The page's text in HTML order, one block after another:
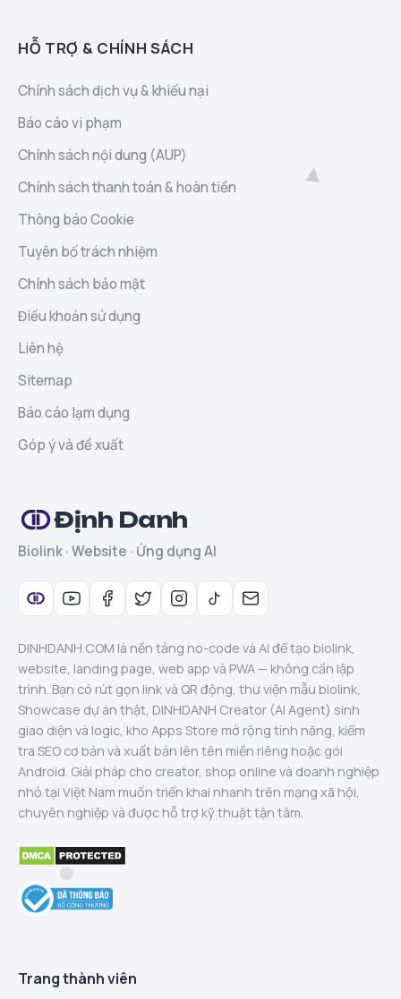
HỖ TRỢ & CHÍNH SÁCH
Chính sách dịch vụ & khiếu nại
Báo cáo vi phạm
Chính sách nội dung (AUP)
Chính sách thanh toán & hoàn tiền
Thông báo Cookie
Tuyên bố trách nhiệm
Chính sách bảo mật
Điều khoản sử dụng
Liên hệ
Sitemap
Báo cáo lạm dụng
Góp ý và đề xuất
Định Danh
Biolink · Website · Ứng dụng AI
DINHDANH.COM là nền tảng no-code và AI để tạo biolink,
website, landing page, web app và PWA — không cần lập
trình. Bạn có rút gọn link và QR động, thư viện mẫu biolink,
Showcase dự án thật, DINHDANH Creator (AI Agent) sinh
giao diện và logic, kho Apps Store mở rộng tính năng, kiểm
tra SEO cơ bản và xuất bản lên tên miền riêng hoặc gói
Android. Giải pháp cho creator, shop online và doanh nghiệp
nhỏ tại Việt Nam muốn triển khai nhanh trên mạng xã hội,
chuyên nghiệp và được hỗ trợ kỹ thuật tận tâm.
Trang thành viên